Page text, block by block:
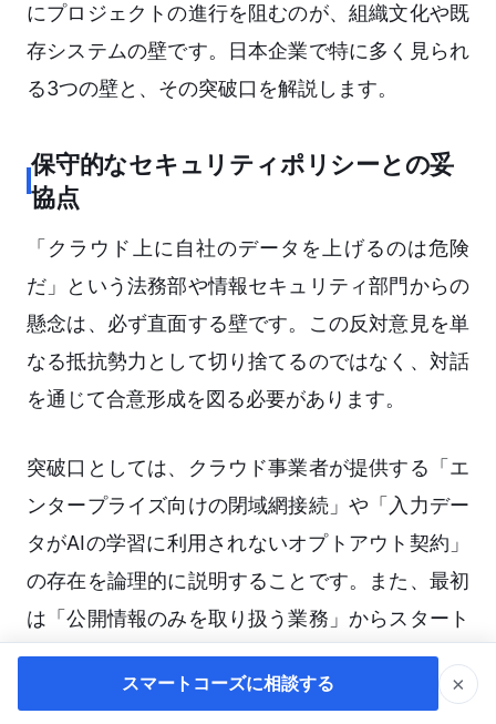
にプロジェクトの進行を阻むのが、組織文化や既
存システムの壁です。日本企業で特に多く見られ
る3つの壁と、その突破口を解説します。
保守的なセキュリティポリシーとの妥
協点
「クラウド上に自社のデータを上げるのは危険
だ」という法務部や情報セキュリティ部門からの
懸念は、必ず直面する壁です。この反対意見を単
なる抵抗勢力として切り捨てるのではなく、対話
を通じて合意形成を図る必要があります。
突破口としては、クラウド事業者が提供する「エ
ンタープライズ向けの閉域網接続」や「入力デー
タがAIの学習に利用されないオプトアウト契約」
の存在を論理的に説明することです。また、最初
は「公開情報のみを取り扱う業務」からスタート
し、安全性の実績を積んでから機密情報の取り扱
いにステップアップする段階的なアプローチが有
スマートコーズに相談する ×